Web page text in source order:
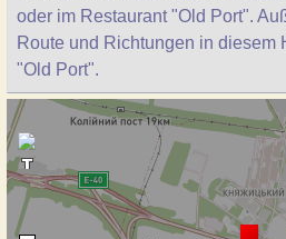
oder im Restaurant "Old Port".
Route und Richtungen in diesem
"Old Port".